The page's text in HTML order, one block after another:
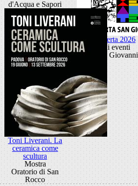
d'Acqua e Sapori
Porta Aperta 2026
Ciclo di eventi
Porta San Giovanni
Toni Liverani. La
ceramica come
scultura
Mostra
Oratorio di San
Rocco